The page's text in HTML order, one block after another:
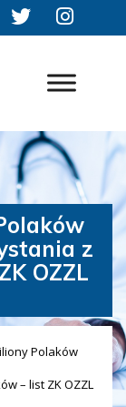
z
OZZL
Polaków
– list ZK OZZL